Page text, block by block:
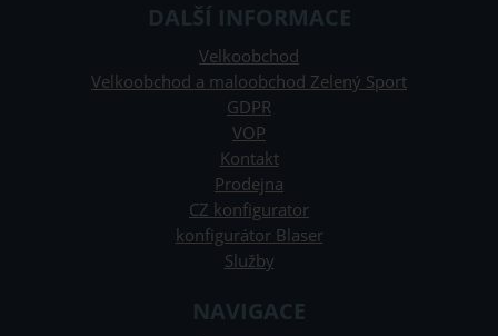
DALŠÍ INFORMACE
Velkoobchod
Velkoobchod a maloobchod Zelený Sport
GDPR
VOP
Kontakt
Prodejna
CZ konfigurator
konfigurátor Blaser
Služby
NAVIGACE